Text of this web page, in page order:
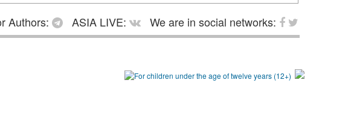
Authors: ASIA LIVE:
We are in social networks: